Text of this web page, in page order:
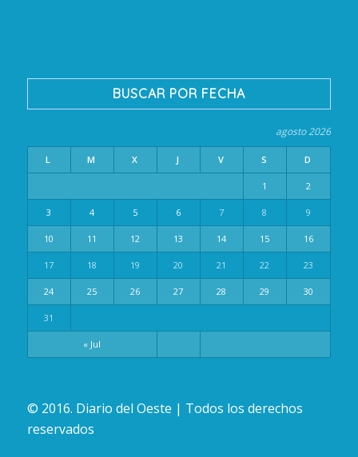
BUSCAR POR FECHA
agosto 2026
L M X J V S D
« Jul
1 2
3 4 5 6 7 8 9
10 11 12 13 14 15 16
17 18 19 20 21 22 23
24 25 26 27 28 29 30
31
© 2016. Diario del Oeste | Todos los derechos
reservados